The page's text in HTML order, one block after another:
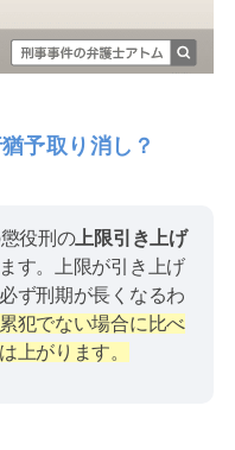
予取り消し？
役刑の上限引き上げ
す。上限が引き上げ
ず刑期が長くなるわ
累犯でない場合に比べ
上がります。